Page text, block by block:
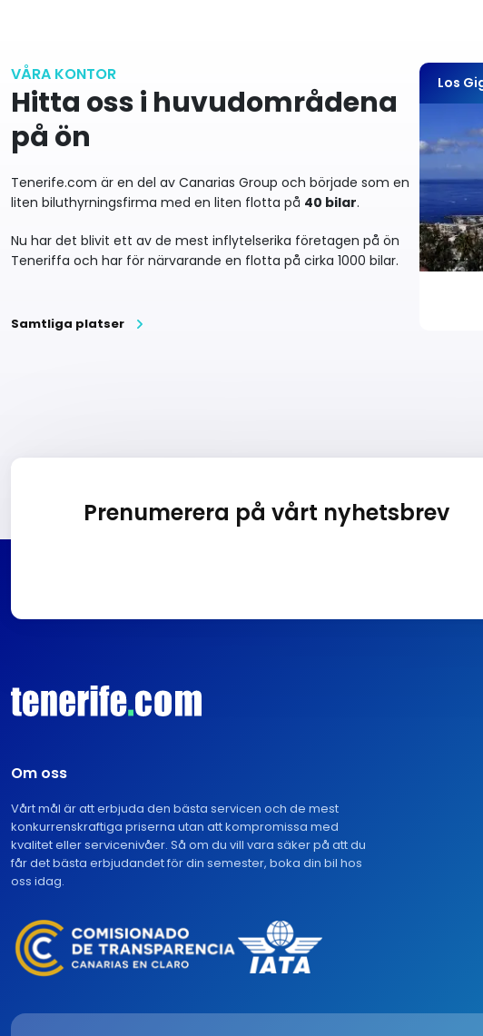
VÅRA KONTOR
Hitta oss i huvudområdena
på ön
Tenerife.com är en del av Canarias Group och började som en
liten biluthyrningsfirma med en liten flotta på 40 bilar.
Nu har det blivit ett av de mest inflytelserika företagen på ön
Teneriffa och har för närvarande en flotta på cirka 1000 bilar.
Samtliga platser
Los
Prenumerera på vårt nyhetsbrev
Om oss
Vårt mål är att erbjuda den bästa servicen och de mest
konkurrenskraftiga priserna utan att kompromissa med
kvalitet eller servicenivåer. Så om du vill vara säker på att du
får det bästa erbjudandet för din semester, boka din bil hos
oss idag.